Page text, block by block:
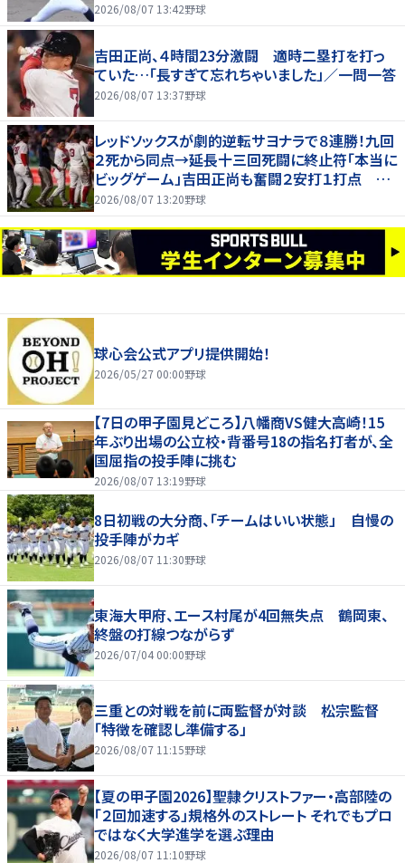
2026/08/07 13:42野球
吉田正尚、４時間23分激闘 適時二塁打を打っ
ていた…「長すぎて忘れちゃいました」／一問一答
2026/08/07 13:37野球
レッドソックスが劇的逆転サヨナラで８連勝！九回
２死から同点→延長十三回死闘に終止符「本当に
ビッグゲーム」吉田正尚も奮闘２安打１打点 本
拠地熱狂
2026/08/07 13:20野球
球心会公式アプリ提供開始！
2026/05/27 00:00野球
【7日の甲子園見どころ】八幡商VS健大高崎！15
年ぶり出場の公立校・背番号18の指名打者が、全
国屈指の投手陣に挑む
2026/08/07 13:19野球
8日初戦の大分商、「チームはいい状態」 自慢の
投手陣がカギ
2026/08/07 11:30野球
東海大甲府、エース村尾が4回無失点 鶴岡東、
終盤の打線つながらず
2026/07/04 00:00野球
三重との対戦を前に両監督が対談 松宗監督
「特徴を確認し準備する」
2026/08/07 11:15野球
【夏の甲子園2026】聖隷クリストファー・高部陸の
「２回加速する」規格外のストレート それでもプロ
ではなく大学進学を選ぶ理由
2026/08/07 11:10野球